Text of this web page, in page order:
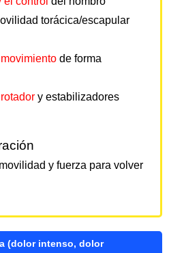
torácica/escapular
de forma
y estabilizadores
y fuerza para volver
(dolor intenso, dolor